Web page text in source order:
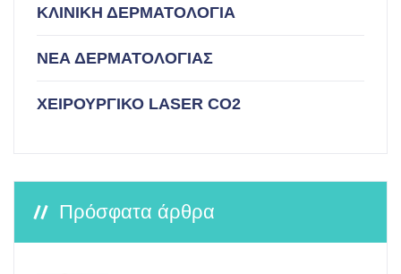
ΚΛΙΝΙΚΗ ΔΕΡΜΑΤΟΛΟΓΙΑ
ΝΕΑ ΔΕΡΜΑΤΟΛΟΓΙΑΣ
ΧΕΙΡΟΥΡΓΙΚΟ LASER CO2
Πρόσφατα άρθρα